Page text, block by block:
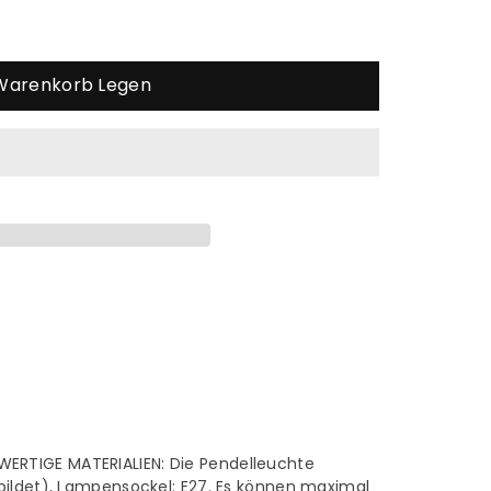
Legen
MATERIALIEN: Die Pendelleuchte